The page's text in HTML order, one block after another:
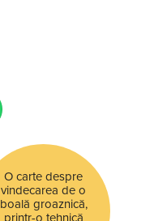
O carte despre
vindecarea de o
boală groaznică,
printr-o tehnică